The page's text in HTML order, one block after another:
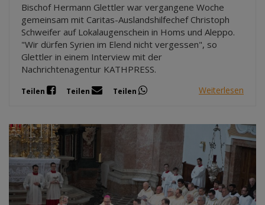
Bischof Hermann Glettler war vergangene Woche
gemeinsam mit Caritas-Auslandshilfechef Christoph
Schweifer auf Lokalaugenschein in Homs und Aleppo.
"Wir dürfen Syrien im Elend nicht vergessen", so
Glettler in einem Interview mit der
Nachrichtenagentur KATHPRESS.
Teilen Teilen Teilen Weiterlesen